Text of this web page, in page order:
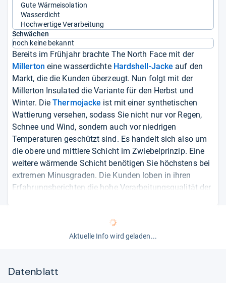
Gute Wärmeisolation
Wasserdicht
Hochwertige Verarbeitung
Schwächen
noch keine bekannt
Bereits im Frühjahr brachte The North Face mit der
Millerton eine wasserdichte Hardshell-Jacke auf den
Markt, die die Kunden überzeugt. Nun folgt mit der
Millerton Insulated die Variante für den Herbst und
Winter. DieThermojacke ist mit einer synthetischen
Wattierung versehen, sodass Sie nicht nur vor Regen,
Schnee und Wind, sondern auch vor niedrigen
Temperaturen geschützt sind. Es handelt sich also um
die obere und mittlere Schicht im Zwiebelprinzip. Eine
weitere wärmende Schicht benötigen Sie höchstens bei
extremen Minusgraden. Die Kunden loben in ihren
Erfahrungsberichten die hohe Verarbeitungsqualität der
Rucksack transportiert werden.
vonKai Frömel
machen! Es ist unglaublich was die
Aktuelle Info wird geladen...
Datenblatt